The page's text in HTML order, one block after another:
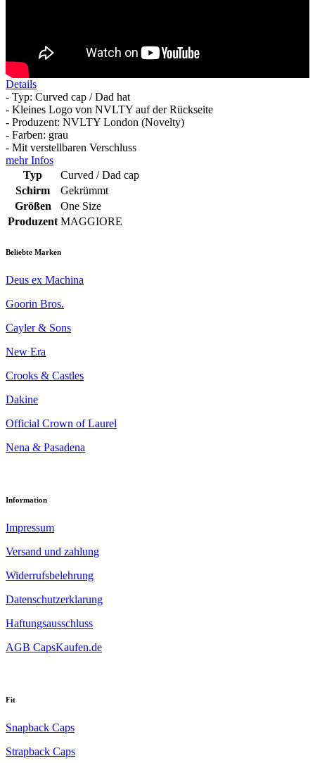
Details
- Typ: Curved cap / Dad hat
- Kleines Logo von NVLTY auf der Rückseite
- Produzent: NVLTY London (Novelty)
- Farben: grau
- Mit verstellbaren Verschluss
mehr Infos
Typ
Curved / Dad cap
Schirm
Gekrümmt
Größen
One Size
Produzent MAGGIORE
Beliebte Marken
Deus ex Machina
Goorin Bros.
Cayler & Sons
New Era
Crooks & Castles
Dakine
Official Crown of Laurel
Nena & Pasadena
Information
Impressum
Versand und zahlung
Widerrufsbelehrung
Datenschutzerklarung
Haftungsausschluss
AGB CapsKaufen.de
Fit
Snapback Caps
Strapback Caps